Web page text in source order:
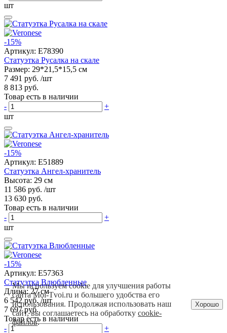
шт
-15%
Артикул: E78390
Статуэтка Русалка на скале
Размер: 29*21,5*15,5 см
7 491 руб. /шт
8 813 руб.
Товар есть в наличии
-
+
шт
-15%
Артикул: E51889
Статуэтка Ангел-хранитель
Высота: 29 см
11 586 руб. /шт
13 630 руб.
Товар есть в наличии
-
+
шт
-15%
Артикул: E57363
Статуэтка Влюбленные
Длина: 27 см
6 542 руб. /шт
7 697 руб.
Товар есть в наличии
-
+
Мы используем cookie для улучшения работы
сайта Moi-Tvoi.ru и большего удобства его
использования. Продолжая использовать наш
сайт, вы соглашаетесь на обработкуcookie-
файлов.
Хорошо